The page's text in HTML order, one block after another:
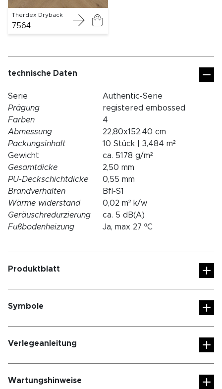
Therdex Dryback
7564
technische Daten
Serie
Authentic-Serie
Prägung
registered embossed
Farben
4
Abmessung
22,80x152,40 cm
Packungsinhalt
10 Stück | 3,484 m²
Gewicht
ca. 5178 g/m²
Gesamtdicke
2,50 mm
PU-Deckschichtdicke
0,55 mm
Brandverhalten
Bfl-S1
Wärme widerstand
0,02 m² k/w
Geräuschredurzierung
ca. 5 dB(A)
Fußbodenheizung
Ja, max 27 ºC
Produktblatt
Symbole
Verlegeanleitung
Wartungshinweise